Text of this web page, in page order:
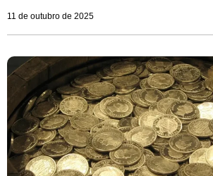
11 de outubro de 2025